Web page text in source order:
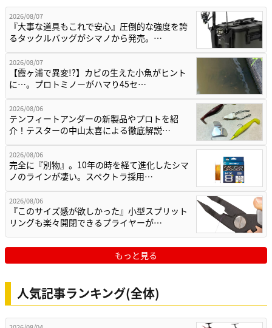
2026/08/07
『大事な道具もこれで安心』圧倒的な強度を誇
るタックルバッグがシマノから発売。…
2026/08/07
【霞ヶ浦で異変!?】カビの生えた小魚がヒント
に…。プロトミノーがハマり45セ…
2026/08/06
テンフィートアンダーの新製品やプロトを紹
介！テスターの中山太喜による徹底解説…
2026/08/06
完全に『別物』。10年の時を経て進化したシマ
ノのラインが凄い。スペクトラ採用…
2026/08/06
『このサイズ感が欲しかった』小型スプリット
リングも楽々開閉できるプライヤーが…
もっと見る
人気記事ランキング(全体)